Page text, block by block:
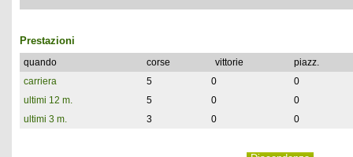
Prestazioni
quando corse vittorie
piazz.
carriera
5 0
0
ultimi 12 m.
5 0
0
ultimi 3 m.
3 0 0